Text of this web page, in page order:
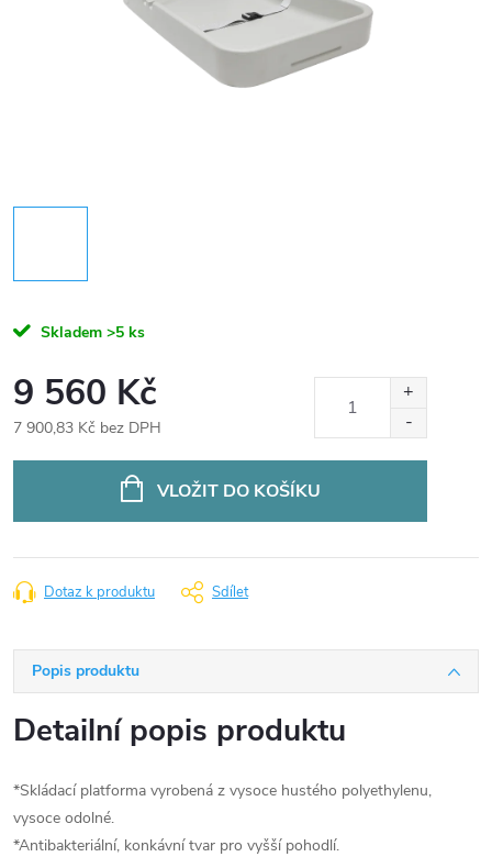
Skladem >5 ks
9 560 Kč
7 900,83 Kč bez DPH
VLOŽIT DO KOŠÍKU
Dotaz k produktu Sdílet
Popis produktu
Detailní popis produktu
*Skládací platforma vyrobená z vysoce hustého polyethylenu,
vysoce odolné.
*Antibakteriální, konkávní tvar pro vyšší pohodlí.